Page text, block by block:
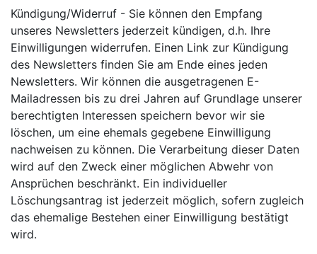
Kündigung/Widerruf - Sie können den Empfang
unseres Newsletters jederzeit kündigen, d.h. Ihre
Einwilligungen widerrufen. Einen Link zur Kündigung
des Newsletters finden Sie am Ende eines jeden
Newsletters. Wir können die ausgetragenen E-
Mailadressen bis zu drei Jahren auf Grundlage unserer
berechtigten Interessen speichern bevor wir sie
löschen, um eine ehemals gegebene Einwilligung
nachweisen zu können. Die Verarbeitung dieser Daten
wird auf den Zweck einer möglichen Abwehr von
Ansprüchen beschränkt. Ein individueller
Löschungsantrag ist jederzeit möglich, sofern zugleich
das ehemalige Bestehen einer Einwilligung bestätigt
wird.